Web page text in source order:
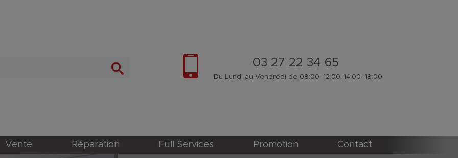
03 27 22 34 65
Du Lundi au Vendredi de 08:00–12:00, 14:00–18:00
Vente Réparation Full Services Promotion Contact